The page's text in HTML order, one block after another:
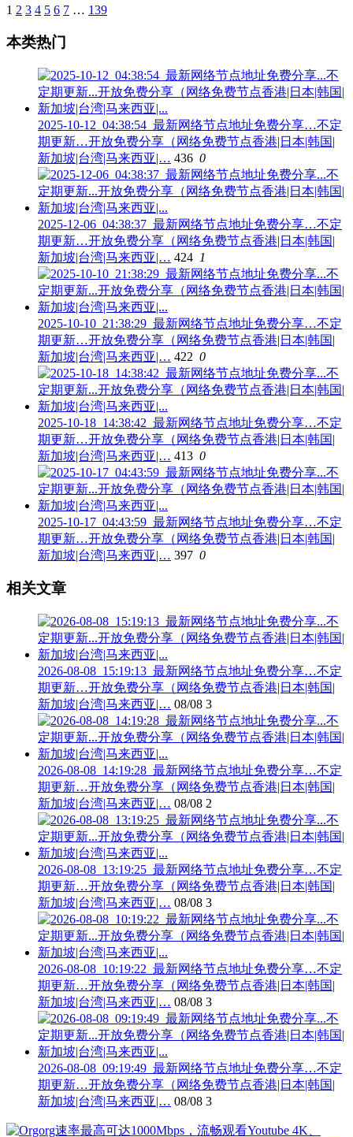
1 2 3 4 5 6 7 … 139
本类热门
2025-10-12_04:38:54_最新网络节点地址免费分享…不定
期更新…开放免费分享（网络免费节点香港|日本|韩国|
新加坡|台湾|马来西亚|… 436 0
2025-12-06_04:38:37_最新网络节点地址免费分享…不定
期更新…开放免费分享（网络免费节点香港|日本|韩国|
新加坡|台湾|马来西亚|… 424 1
2025-10-10_21:38:29_最新网络节点地址免费分享…不定
期更新…开放免费分享（网络免费节点香港|日本|韩国|
新加坡|台湾|马来西亚|… 422 0
2025-10-18_14:38:42_最新网络节点地址免费分享…不定
期更新…开放免费分享（网络免费节点香港|日本|韩国|
新加坡|台湾|马来西亚|… 413 0
2025-10-17_04:43:59_最新网络节点地址免费分享…不定
期更新…开放免费分享（网络免费节点香港|日本|韩国|
新加坡|台湾|马来西亚|… 397 0
相关文章
2026-08-08_15:19:13_最新网络节点地址免费分享…不定
期更新…开放免费分享（网络免费节点香港|日本|韩国|
新加坡|台湾|马来西亚|… 08/08 3
2026-08-08_14:19:28_最新网络节点地址免费分享…不定
期更新…开放免费分享（网络免费节点香港|日本|韩国|
新加坡|台湾|马来西亚|… 08/08 2
2026-08-08_13:19:25_最新网络节点地址免费分享…不定
期更新…开放免费分享（网络免费节点香港|日本|韩国|
新加坡|台湾|马来西亚|… 08/08 3
2026-08-08_10:19:22_最新网络节点地址免费分享…不定
期更新…开放免费分享（网络免费节点香港|日本|韩国|
新加坡|台湾|马来西亚|… 08/08 3
2026-08-08_09:19:49_最新网络节点地址免费分享…不定
期更新…开放免费分享（网络免费节点香港|日本|韩国|
新加坡|台湾|马来西亚|… 08/08 3